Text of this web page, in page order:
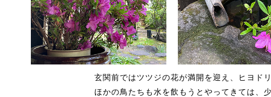
玄関前ではツツジの花が満開を迎え、ヒヨド
ほかの鳥たちも水を飲もうとやってきては、